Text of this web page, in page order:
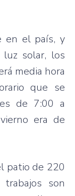
en el país, y
luz solar, los
media hora
que se
es de 7:00 a
era de
patio de 220
trabajos son